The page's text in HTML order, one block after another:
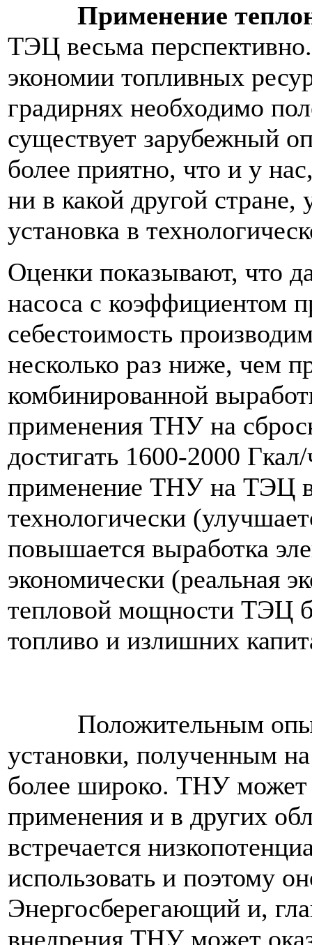
Применение
ТЭЦ весьма
экономии топливных
градирнях необходимо
существует зарубежный
более приятно, что и у
ни в какой другой стране,
установка в
Оценки показывают, что
насоса с коэффициентом
себестоимость
несколько раз ниже, чем
комбинированной
применения ТНУ на
достигать 1600-2000
применение ТНУ на ТЭЦ
технологически
повышается выработка
экономически (реальная
тепловой мощности ТЭЦ
топливо и излишних
Положительным
установки, полученным
более широко. ТНУ может
применения и в других
встречается
использовать и поэтому
Энергосберегающий и,
внедрения ТНУ может